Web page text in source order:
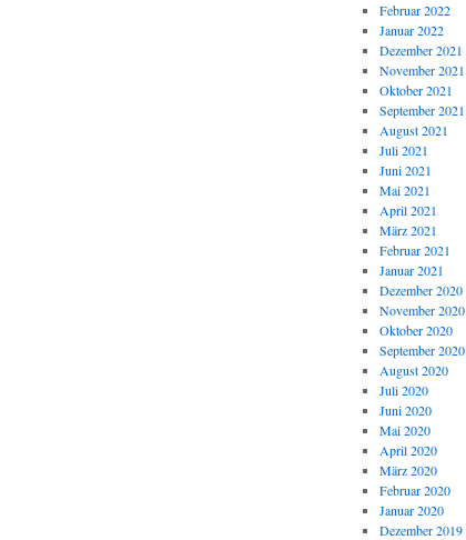
Februar 2022
Januar 2022
Dezember 2021
November 2021
Oktober 2021
September 2021
August 2021
Juli 2021
Juni 2021
Mai 2021
April 2021
März 2021
Februar 2021
Januar 2021
Dezember 2020
November 2020
Oktober 2020
September 2020
August 2020
Juli 2020
Juni 2020
Mai 2020
April 2020
März 2020
Februar 2020
Januar 2020
Dezember 2019